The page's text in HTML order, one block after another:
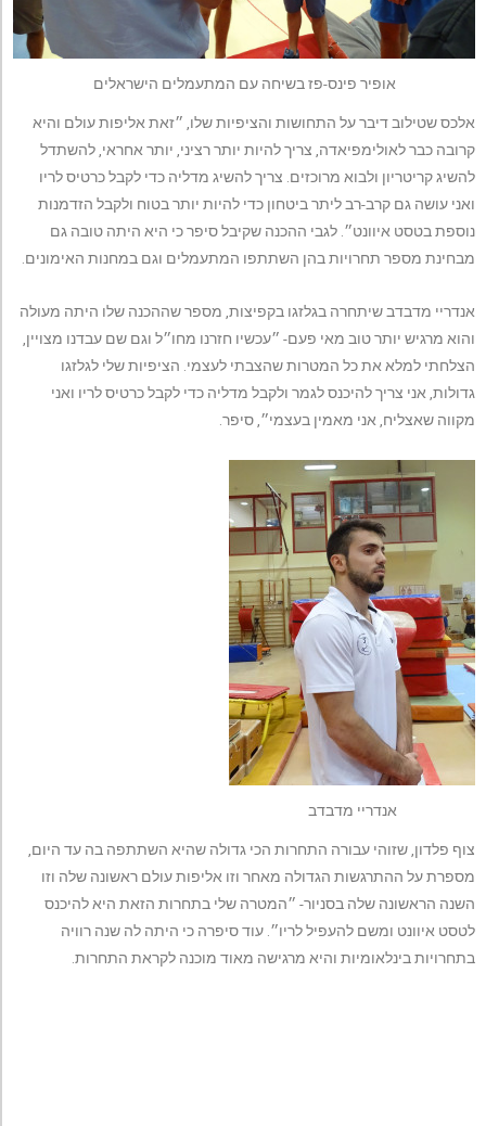
אופיר פינס-פז בשיחה עם המתעמלים הישראלים
אלכס שטילוב דיבר על התחושות והציפיות שלו, ״זאת אליפות עולם והיא
קרובה כבר לאולימפיאדה, צריך להיות יותר רציני, יותר אחראי, להשתדל
להשיג קריטריון ולבוא מרוכזים. צריך להשיג מדליה כדי לקבל כרטיס לריו
ואני עושה גם קרב-רב ליתר ביטחון כדי להיות יותר בטוח ולקבל הזדמנות
נוספת בטסט איוונט״. לגבי ההכנה שקיבל סיפר כי היא היתה טובה גם
מבחינת מספר תחרויות בהן השתתפו המתעמלים וגם במחנות האימונים.
אנדריי מדבדב שיתחרה בגלזגו בקפיצות, מספר שההכנה שלו היתה מעולה
והוא מרגיש יותר טוב מאי פעם- ״עכשיו חזרנו מחו״ל וגם שם עבדנו מצויין,
הצלחתי למלא את כל המטרות שהצבתי לעצמי. הציפיות שלי לגלזגו
גדולות, אני צריך להיכנס לגמר ולקבל מדליה כדי לקבל כרטיס לריו ואני
מקווה שאצליח, אני מאמין בעצמי״, סיפר.
אנדריי מדבדב
צוף פלדון, שזוהי עבורה התחרות הכי גדולה שהיא השתתפה בה עד היום,
מספרת על ההתרגשות הגדולה מאחר וזו אליפות עולם ראשונה שלה וזו
השנה הראשונה שלה בסניור- ״המטרה שלי בתחרות הזאת היא להיכנס
לטסט איוונט ומשם להעפיל לריו״. עוד סיפרה כי היתה לה שנה רוויה
בתחרויות בינלאומיות והיא מרגישה מאוד מוכנה לקראת התחרות.